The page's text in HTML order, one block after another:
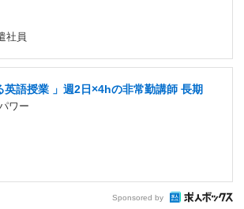
社員
英語授業 」週2日×4hの非常勤講師 長期
ワー
Sponsored by